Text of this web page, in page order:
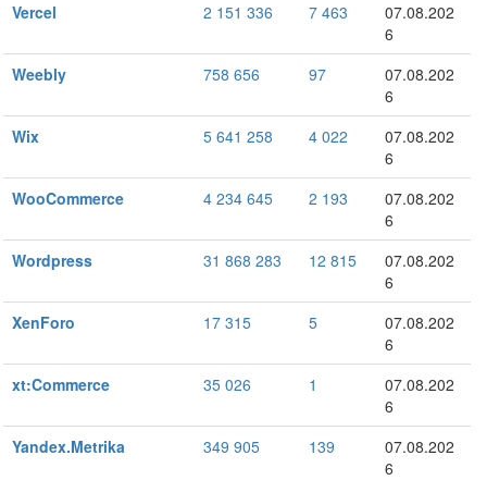
Vercel
2 151 336 7 463
07.08.202
6
Weebly
758 656 97
07.08.202
6
Wix
5 641 258 4 022
07.08.202
6
WooCommerce
4 234 645 2 193
07.08.202
6
Wordpress
31 868 283 12 815
07.08.202
6
XenForo
17 315 5
07.08.202
6
xt:Commerce
35 026 1
07.08.202
6
Yandex.Metrika
349 905 139
07.08.202
6